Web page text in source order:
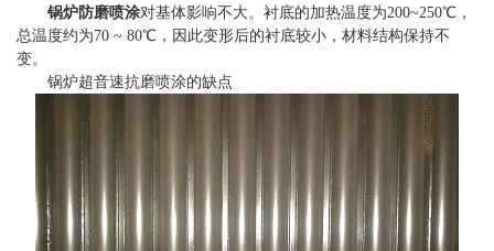
锅炉防磨喷涂对基体影响不大。衬底的加热温度为200~250℃，
总温度约为70 ~ 80℃，因此变形后的衬底较小，材料结构保持不
变。
锅炉超音速抗磨喷涂的缺点